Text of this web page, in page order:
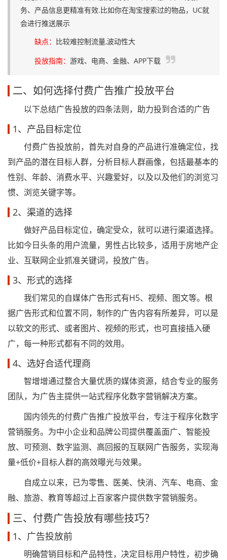
务、产品信息更精准有效.比如你在淘宝搜索过的物品，UC就
会进行推送展示
缺点： 比较难控制流量,波动性大
投放指南： 游戏、电商、金融、APP下载
二、如何选择付费广告推广投放平台
以下总结广告投放的四条法则，助力投到合适的广告
1、产品目标定位
付费广告投放前，首先对自身的产品进行准确定位，找
到产品的潜在目标人群，分析目标人群画像，包括最基本的
性别、年龄、消费水平、兴趣爱好，以及以及他们的浏览习
惯、浏览关键字等。
2、渠道的选择
做好产品目标定位，确定受众，就可以进行渠道选择。
比如今日头条的用户流量，男性占比较多，适用于房地产企
业、互联网企业抓准关键词，投放广告。
3、形式的选择
我们常见的自媒体广告形式有H5、视频、图文等。根
据广告形式和位置不同，制作的广告内容有所差异，可以是
以软文的形式、或者图片、视频的形式，也可直接插入硬
广，每一种形式都有不同的效用。
4、选好合适代理商
智增增通过整合大量优质的媒体资源，结合专业的服务
团队，为广告主提供一站式程序化数字营销解决方案。
国内领先的付费广告推广投放平台，专注于程序化数字
营销服务。为中小企业和品牌公司提供覆盖面广、智能投
放、可预测、数字监测、高回报的互联网广告服务，实现海
量+低价+目标人群的高效曝光与效果。
自成立以来，已为零售、医美、快消、汽车、电商、金
融、旅游、教育等超过上百家客户提供数字营销服务。
三、付费广告投放有哪些技巧？
1、广告投放前
明确营销目标和产品特性，决定目标用户特性，初步确